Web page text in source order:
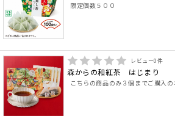
限定個数５００
レビュー0件
森からの和紅茶 はじまり
こちらの商品のみ３個までご購入